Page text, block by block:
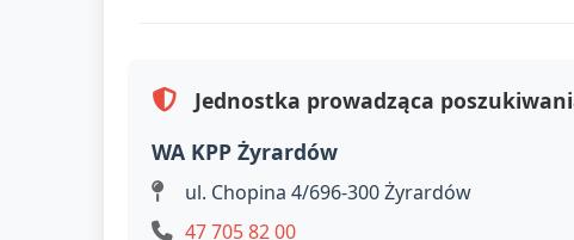
Jednostka prowadząca
WA KPP Żyrardów
ul. Chopina 4/696-300 Żyrardów
47 705 82 00